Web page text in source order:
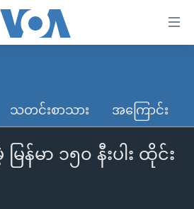
လွန်
သတင်းစာသား အကြောင်း
န်မာ ၁၅၀ နီးပါး ထိုင်း